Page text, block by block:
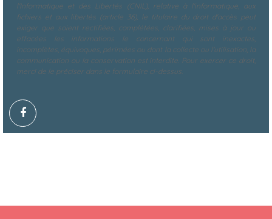
l'Informatique et des Libertés (CNIL), relative à l'informatique, aux
fichiers et aux libertés (article 36), le titulaire du droit d'accès peut
exiger que soient rectifiées, complétées, clarifiées, mises à jour ou
effacées les informations le concernant qui sont inexactes,
incomplètes, équivoques, périmées ou dont la collecte ou l'utilisation, la
communication ou la conservation est interdite. Pour exercer ce droit,
merci de le préciser dans le formulaire ci-dessus.